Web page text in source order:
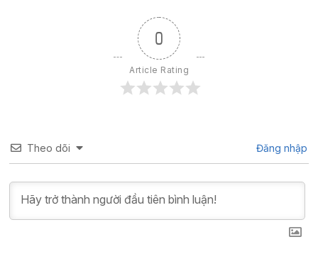
0
Article Rating
Theo dõi Đăng nhập